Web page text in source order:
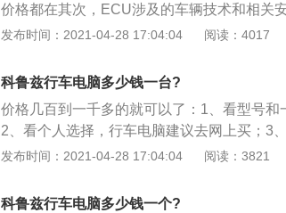
价格都在其次，ECU涉及的车辆技术和相关
防盗的等方面的匹配问题，这些售后维修站
全方面也许难达到要求，我这边刷的话价格才
发布时间：2021-04-28 17:04:04 阅读：4017
科鲁兹行车电脑多少钱一台?
价格几百到一千多的就可以了：1、看型号和
2、看个人选择，行车电脑建议去网上买；3
中间的一个电子显示屏，用于显示车辆车况
发布时间：2021-04-28 17:04:04 阅读：3821
科鲁兹行车电脑多少钱一个?